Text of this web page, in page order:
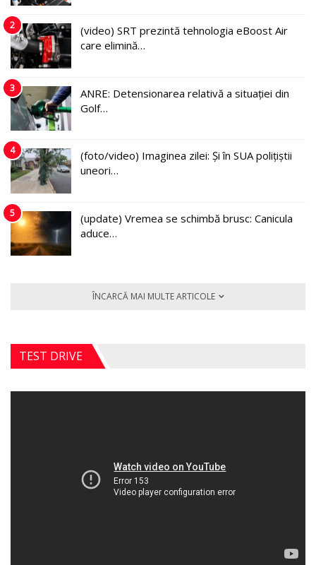
2
(video) SRT prezintă tehnologia eBoost Air
care elimină…
3
ANRE: Detensionarea relativă a situației din
Golf…
4
(foto/video) Imaginea zilei: Și în SUA polițiștii
uneori…
5
(update) Vremea se schimbă brusc: Canicula
aduce…
ÎNCARCĂ MAI MULTE ARTICOLE
TEST DRIVE